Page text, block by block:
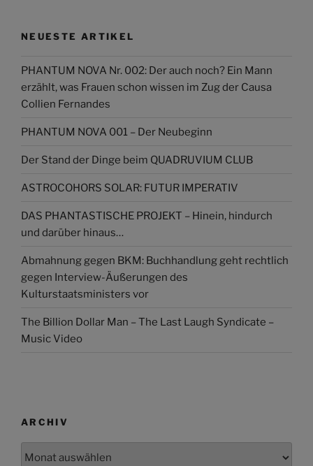
NEUESTE ARTIKEL
PHANTUM NOVA Nr. 002: Der auch noch? Ein Mann
erzählt, was Frauen schon wissen im Zug der Causa
Collien Fernandes
PHANTUM NOVA 001 – Der Neubeginn
Der Stand der Dinge beim QUADRUVIUM CLUB
ASTROCOHORS SOLAR: FUTUR IMPERATIV
DAS PHANTASTISCHE PROJEKT – Hinein, hindurch
und darüber hinaus…
Abmahnung gegen BKM: Buchhandlung geht rechtlich
gegen Interview-Äußerungen des
Kulturstaatsministers vor
The Billion Dollar Man – The Last Laugh Syndicate –
Music Video
ARCHIV